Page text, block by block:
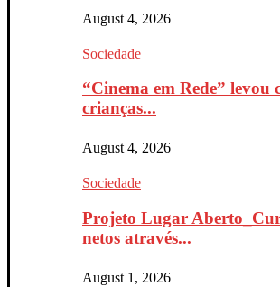
August 4, 2026
Sociedade
“Cinema em Rede” levou
crianças...
August 4, 2026
Sociedade
Projeto Lugar
netos através...
August 1, 2026